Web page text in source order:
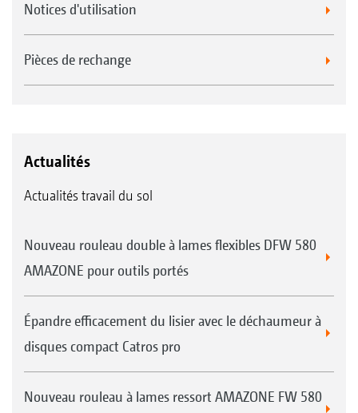
Notices d'utilisation
Pièces de rechange
Actualités
Actualités travail du sol
Nouveau rouleau double à lames flexibles DFW 580
AMAZONE pour outils portés
Épandre efficacement du lisier avec le déchaumeur à
disques compact Catros pro
Nouveau rouleau à lames ressort AMAZONE FW 580